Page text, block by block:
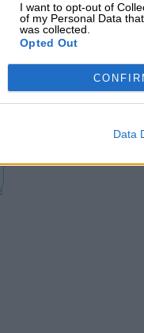
I want to opt-out of
of my Personal Data
was collected.
Opted Out
Data
con una